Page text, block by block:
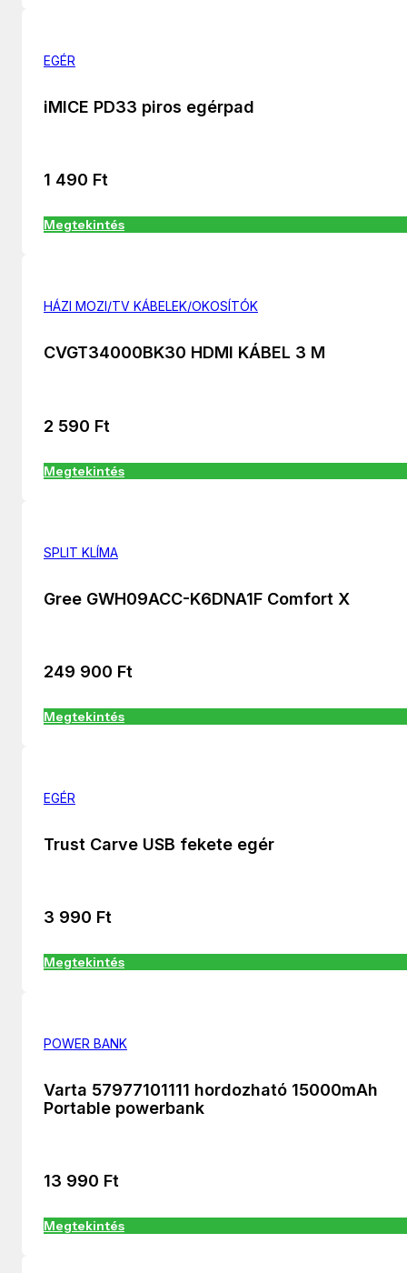
EGÉR
iMICE PD33 piros egérpad
1 490 Ft
Megtekintés
HÁZI MOZI/TV KÁBELEK/OKOSÍTÓK
CVGT34000BK30 HDMI KÁBEL 3 M
2 590 Ft
Megtekintés
SPLIT KLÍMA
Gree GWH09ACC-K6DNA1F Comfort X
249 900 Ft
Megtekintés
EGÉR
Trust Carve USB fekete egér
3 990 Ft
Megtekintés
POWER BANK
Varta 57977101111 hordozható 15000mAh
Portable powerbank
13 990 Ft
Megtekintés